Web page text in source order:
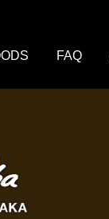
FAQ